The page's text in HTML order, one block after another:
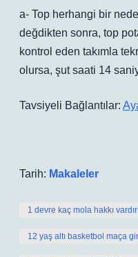
a- Top herhangi bir
değdikten sonra, top
kontrol eden takımla
olursa, şut saati 14
Tavsiyeli Bağlantılar:
Tarih: Makaleler
1 devre kaç mola hakkı vardır
12 yaş altı basketbol maça